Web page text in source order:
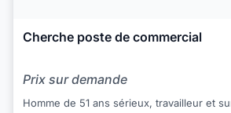
Cherche poste de commercial
Prix sur demande
Homme de 51 ans sérieux, travailleur et